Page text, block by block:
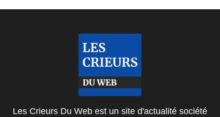
Les Crieurs Du Web est un site d'actualité société